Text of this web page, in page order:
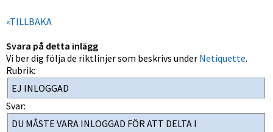
«TILLBAKA
Svara på detta inlägg
Vi ber dig följa de riktlinjer som beskrivs under Netiquette.
Rubrik:
Svar: